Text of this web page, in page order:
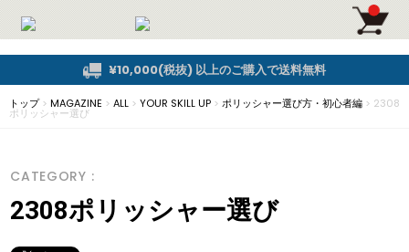
¥10,000(税抜) 以上のご購入で送料無料
トップ> MAGAZINE > ALL > YOUR SKILL UP > ポリッシャー選び方・初心者編 > 2308
ポリッシャー選び
CATEGORY :
2308ポリッシャー選び